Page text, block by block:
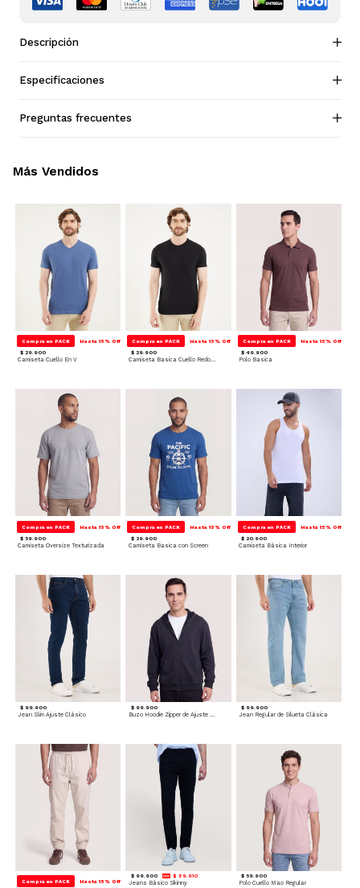
Descripción
Especificaciones
Preguntas frecuentes
Compra en PACK Hasta 15% Off
$ 29.900
Camiseta Cuello En V
Compra en PACK Hasta 15% Off
$ 29.900
Camiseta Basica Cuello Redondo
Compra en PACK Hasta 15% Off
$ 49.900
Polo Basica
Compra en PACK Hasta 15% Off
$ 59.900
Camiseta Oversize Texturizada
Compra en PACK Hasta 15% Off
$ 39.900
Camiseta Basica con Screen
Compra en PACK Hasta 15% Off
$ 20.900
Camiseta Básica Interior
$ 99.900
Jean Slim Ajuste Clásico
$ 99.900 $ 99.900
Jean Regular de Silueta Clásica
Compra en PACK Hasta 15% Off
$ 99.900 $ 89.910
Jeans Básico Skinny
$ 59.900
Polo Cuello Mao Regular
Más Vendidos